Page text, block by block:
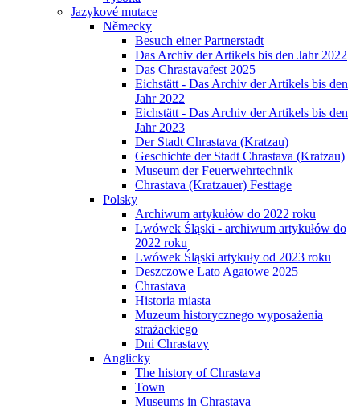
Jazykové mutace
Německy
Besuch einer Partnerstadt
Das Archiv der Artikels bis den Jahr 2022
Das Chrastavafest 2025
Eichstätt - Das Archiv der Artikels bis den
Jahr 2022
Eichstätt - Das Archiv der Artikels bis den
Jahr 2023
Der Stadt Chrastava (Kratzau)
Geschichte der Stadt Chrastava (Kratzau)
Museum der Feuerwehrtechnik
Chrastava (Kratzauer) Festtage
Polsky
Archiwum artykułów do 2022 roku
Lwówek Śląski - archiwum artykułów do
2022 roku
Lwówek Śląski artykuły od 2023 roku
Deszczowe Lato Agatowe 2025
Chrastava
Historia miasta
Muzeum historycznego wyposażenia
strażackiego
Dni Chrastavy
Anglicky
The history of Chrastava
Town
Museums in Chrastava